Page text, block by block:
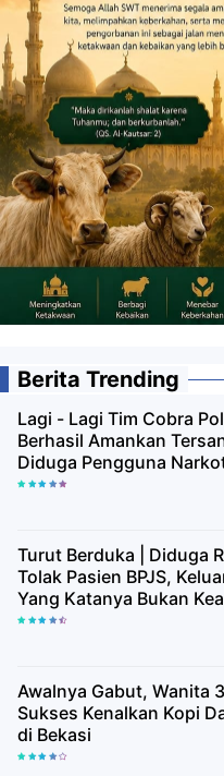
Berita Trending
Lagi - Lagi Tim Cobra
Berhasil Amankan
Diduga Pengguna
Turut Berduka | Diduga
Tolak Pasien BPJS,
Yang Katanya Bukan
Awalnya Gabut, Wanita
Sukses Kenalkan Kopi
di Bekasi